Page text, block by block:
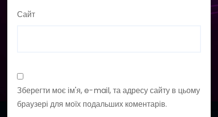
Сайт
Зберегти моє ім'я, e-mail, та адресу сайту в цьому
браузері для моїх подальших коментарів.